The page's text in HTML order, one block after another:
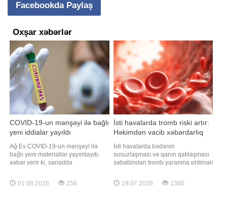
Facebookda Paylaş
Oxşar xəbərlər
COVID-19-un mənşəyi ilə bağlı
yeni iddialar yayıldı
Ağ Ev COVID-19-un mənşəyi ilə
bağlı yeni materiallar yayımlayıb.
xəbər verir ki, sənəddə
ola biləcəyi iddiasına yer verilib.
ABŞ administrasiyasının rəsmi
01.08.2026 258
İsti havalarda tromb riski artır:
Həkimdən vacib xəbərdarlıq
İsti havalarda bədənin
susuzlaşması və qanın qatılaşması
səbəbindən tromb yaranma ehtimalı
rusiyalı həkim-terapevt Tatyana
Vinoqradova RT-yə müsahibəsində
19.07.2026 1360